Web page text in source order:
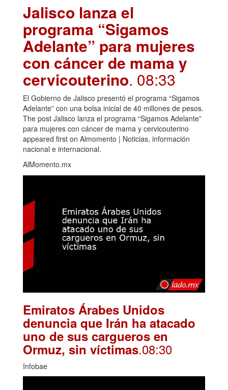
Jalisco lanza el
programa “Sigamos
Adelante” para mujeres
con cáncer de mama y
cervicouterino. 08:33
El Gobierno de Jalisco presentó el programa “Sigamos
Adelante” con una bolsa inicial de 40 millones de pesos.
The post Jalisco lanza el programa “Sigamos Adelante”
para mujeres con cáncer de mama y cervicouterino
appeared first on Almomento | Noticias, información
nacional e internacional.
AlMomento.mx
Emiratos Árabes Unidos
denuncia que Irán ha atacado
uno de sus cargueros en
Ormuz, sin víctimas.08:30
Infobae